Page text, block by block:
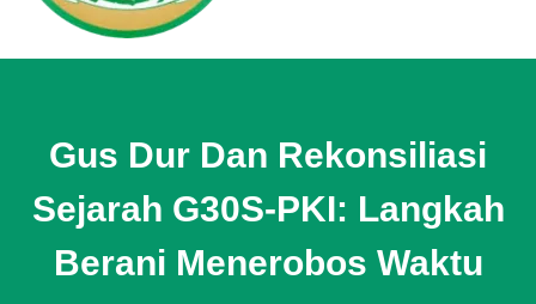
Gus Dur Dan Rekonsiliasi
Sejarah G30S-PKI: Langkah
Berani Menerobos Waktu